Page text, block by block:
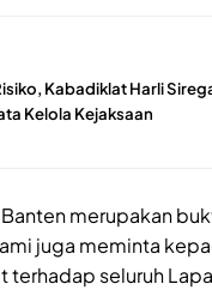
Kabadiklat Harli
Kelola Kejaksaan
merupakan
juga meminta
seluruh